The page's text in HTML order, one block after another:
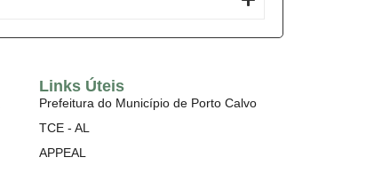
Links Úteis
Prefeitura do Município de Porto Calvo
TCE - AL
APPEAL